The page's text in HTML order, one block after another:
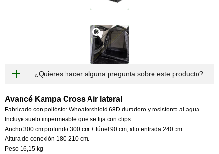
¿Quieres hacer alguna pregunta sobre este producto?
Avancé Kampa Cross Air lateral
Fabricado con poliéster Wheatershield 68D duradero y resistente al agua.
Incluye suelo impermeable que se fija con clips.
Ancho 300 cm profundo 300 cm + túnel 90 cm, alto entrada 240 cm.
Altura de conexión 180-210 cm.
Peso 16,15 kg.